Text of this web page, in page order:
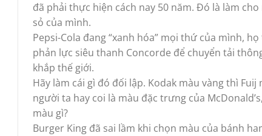
đã phải thực hiện cách nay 50 năm. Đó là làm
sỏ của mình.
Pepsi-Cola đang “xanh hóa” mọi thứ của mình,
phản lực siêu thanh Concorde để chuyển tải
khắp thế giới.
Hãy làm cái gì đó đối lập. Kodak màu vàng thì
người ta hay coi là màu đặc trưng của
màu gì?
Burger King đã sai lầm khi chọn màu của bánh